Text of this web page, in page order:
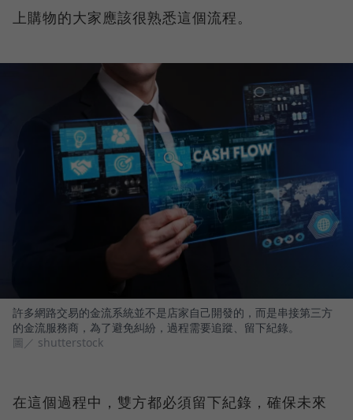
上購物的大家應該很熟悉這個流程。
許多網路交易的金流系統並不是店家自己開發的，而是串接第三方
的金流服務商，為了避免糾紛，過程需要追蹤、留下紀錄。
圖／ shutterstock
在這個過程中，雙方都必須留下紀錄，確保未來